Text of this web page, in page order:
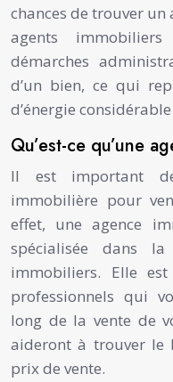
chances de trouver
agents
démarches
d’un bien, ce qui
d’énergie
Qu’est-ce qu’une
Il est important
immobilière pour
effet, une agence
spécialisée dans
immobiliers. Elle
professionnels qui
long de la vente de
aideront à trouver le
prix de vente.